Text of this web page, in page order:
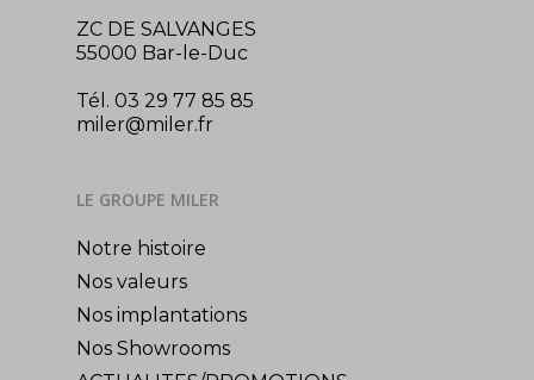
ZC DE SALVANGES
55000 Bar-le-Duc
Tél. 03 29 77 85 85
miler@miler.fr
LE GROUPE MILER
Notre histoire
Nos valeurs
Nos implantations
Nos Showrooms